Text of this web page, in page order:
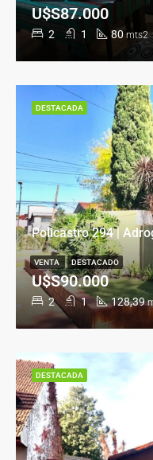
2 1 80 mts2
U$S87.000
Policastro 294 |
2 1 128,39
U$S90.000
VENTA DESTACADO
DESTACADA
DESTACADA